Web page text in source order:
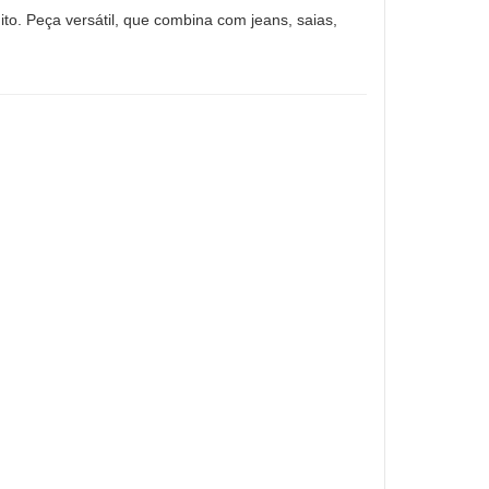
Peça versátil, que combina com jeans, saias,